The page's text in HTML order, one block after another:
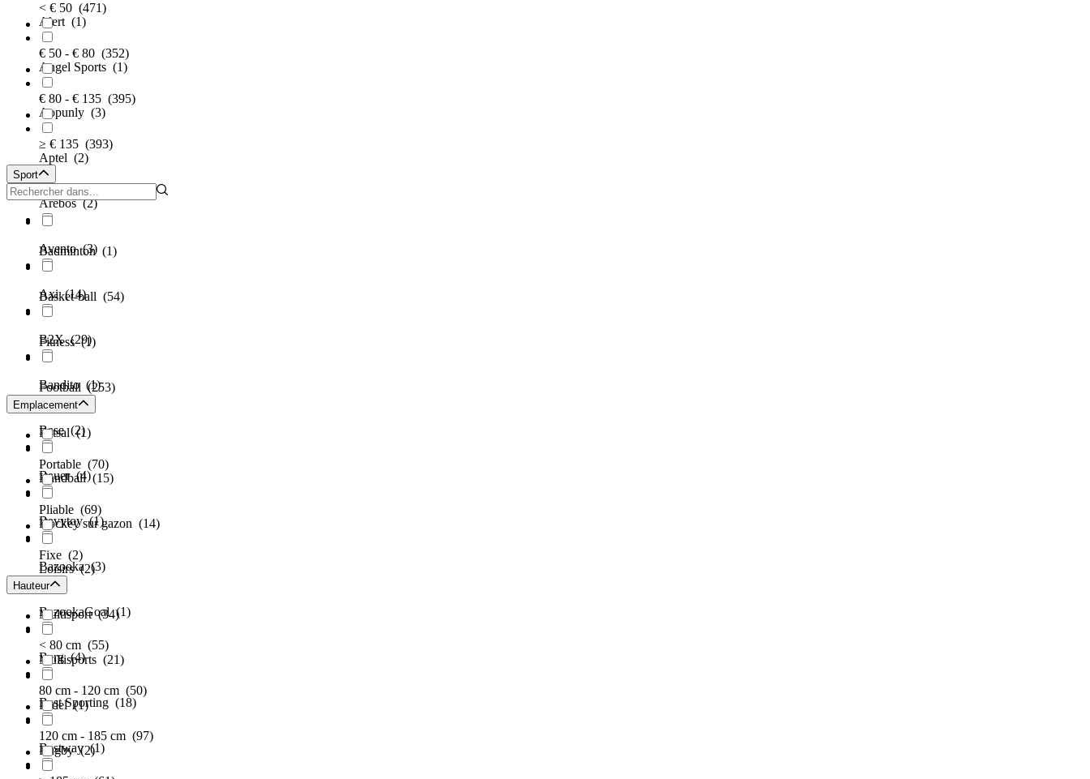
Alert (1)
Angel Sports (1)
Aopunly (3)
Aptel (2)
Arebos(2)
Avento(3)
Axi(14)
B2X(29)
Bandito (1)
Base(2)
Bauer(4)
Bavytoy(1)
Bazooka(3)
BazookaGoal(1)
Berg(4)
Best Sporting (18)
Bestway(1)
< € 50 (471)
€ 50 - € 80 (352)
€ 80 - € 135 (395)
≥ € 135 (393)
Sport
Badminton (1)
Basket-ball (54)
Fitness(1)
Football(253)
Futsal(1)
Handball(15)
Hockey sur gazon (14)
Loisirs(2)
Multisport(34)
Multisports (21)
Padel(1)
Rugby(2)
Emplacement
Portable (70)
Pliable (69)
Fixe (2)
Hauteur
< 80 cm (55)
80 cm - 120 cm (50)
120 cm - 185 cm (97)